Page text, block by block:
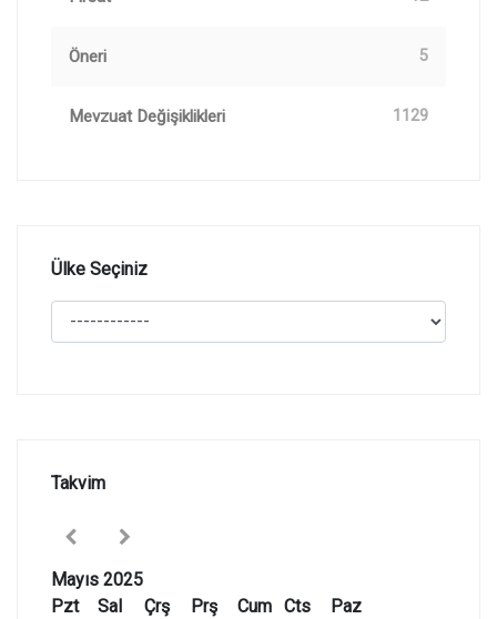
Öneri 5
Mevzuat Değişiklikleri 1129
Ülke Seçiniz
Takvim
Mayıs 2025
Pzt
Sal Çrş Prş Cum Cts
Paz